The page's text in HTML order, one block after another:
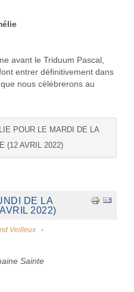
avant le Triduum Pascal,
entrer définitivement dans
nous célébrerons au
POUR LE MARDI DE LA
(12 AVRIL 2022)
DE LA
2022)
Veilleux
Sainte